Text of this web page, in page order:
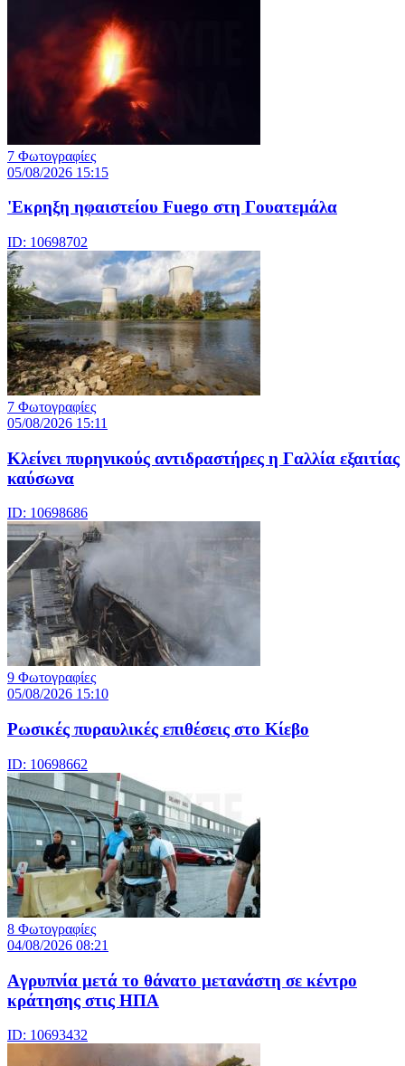
7 Φωτογραφίες
05/08/2026 15:15
'Εκρηξη ηφαιστείου Fuego στη Γουατεμάλα
ID: 10698702
7 Φωτογραφίες
05/08/2026 15:11
Κλείνει πυρηνικούς αντιδραστήρες η Γαλλία εξαιτίας
καύσωνα
ID: 10698686
9 Φωτογραφίες
05/08/2026 15:10
Ρωσικές πυραυλικές επιθέσεις στο Κίεβο
ID: 10698662
8 Φωτογραφίες
04/08/2026 08:21
Aγρυπνία μετά το θάνατο μετανάστη σε κέντρο
κράτησης στις ΗΠΑ
ID: 10693432